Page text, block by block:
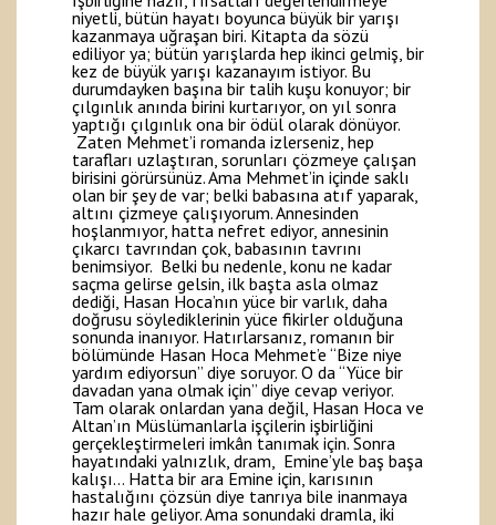
niyetli, bütün hayatı boyunca büyük bir yarışı
kazanmaya uğraşan biri. Kitapta da sözü
ediliyor ya; bütün yarışlarda hep ikinci gelmiş, bir
kez de büyük yarışı kazanayım istiyor. Bu
durumdayken başına bir talih kuşu konuyor; bir
çılgınlık anında birini kurtarıyor, on yıl sonra
yaptığı çılgınlık ona bir ödül olarak dönüyor.
Zaten Mehmet’i romanda izlerseniz, hep
tarafları uzlaştıran, sorunları çözmeye çalışan
birisini görürsünüz. Ama Mehmet’in içinde saklı
olan bir şey de var; belki babasına atıf yaparak,
altını çizmeye çalışıyorum. Annesinden
hoşlanmıyor, hatta nefret ediyor, annesinin
çıkarcı tavrından çok, babasının tavrını
benimsiyor. Belki bu nedenle, konu ne kadar
saçma gelirse gelsin, ilk başta asla olmaz
dediği, Hasan Hoca’nın yüce bir varlık, daha
doğrusu söylediklerinin yüce fikirler olduğuna
sonunda inanıyor. Hatırlarsanız, romanın bir
bölümünde Hasan Hoca Mehmet’e “Bize niye
yardım ediyorsun” diye soruyor. O da “Yüce bir
davadan yana olmak için” diye cevap veriyor.
Tam olarak onlardan yana değil, Hasan Hoca ve
Altan’ın Müslümanlarla işçilerin işbirliğini
gerçekleştirmeleri imkân tanımak için. Sonra
hayatındaki yalnızlık, dram, Emine’yle baş başa
kalışı… Hatta bir ara Emine için, karısının
hastalığını çözsün diye tanrıya bile inanmaya
hazır hale geliyor. Ama sonundaki dramla, iki